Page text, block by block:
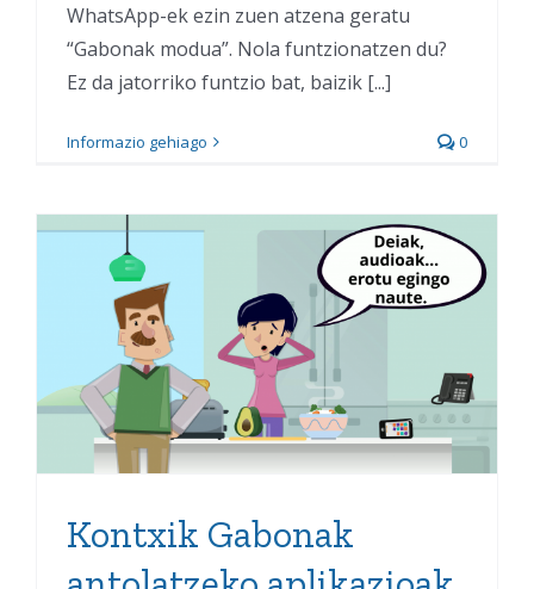
WhatsApp-ek ezin zuen atzena geratu
“Gabonak modua”. Nola funtzionatzen du?
Ez da jatorriko funtzio bat, baizik [...]
Informazio gehiago 0
Kontxik Gabonak
antolatzeko aplikazioak
ezagutzen ditu
Kontxik Gabonak